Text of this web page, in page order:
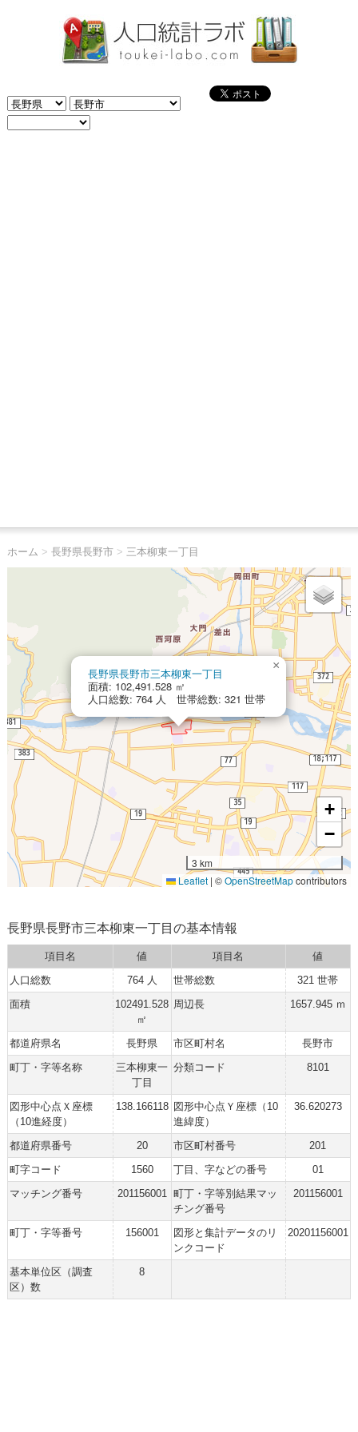
ホーム > 長野県長野市> 三本柳東一丁目
長野県長野市三本柳東一丁目
面積: 102,491.528 ㎡
人口総数: 764 人 世帯総数: 321 世帯
×
+
−
3 km
Leaflet | ©OpenStreetMapcontributors
長野県長野市三本柳東一丁目の基本情報
項目名 値 項目名
値
人口総数
764 人 世帯総数
321 世帯
面積
102491.528
㎡
周辺長 1657.945 ｍ
都道府県名 長野県 市区町村名
長野市
町丁・字等名称
三本柳東一
丁目
分類コード 8101
図形中心点Ｘ座標
（10進経度）
138.166118 図形中心点Ｙ座標（10
進緯度）
36.620273
都道府県番号 20 市区町村番号
201
町字コード
1560 丁目、字などの番号
01
マッチング番号
201156001 町丁・字等別結果マッ
チング番号
201156001
町丁・字等番号 156001
図形と集計データのリ
ンクコード
20201156001
基本単位区（調査
区）数
8